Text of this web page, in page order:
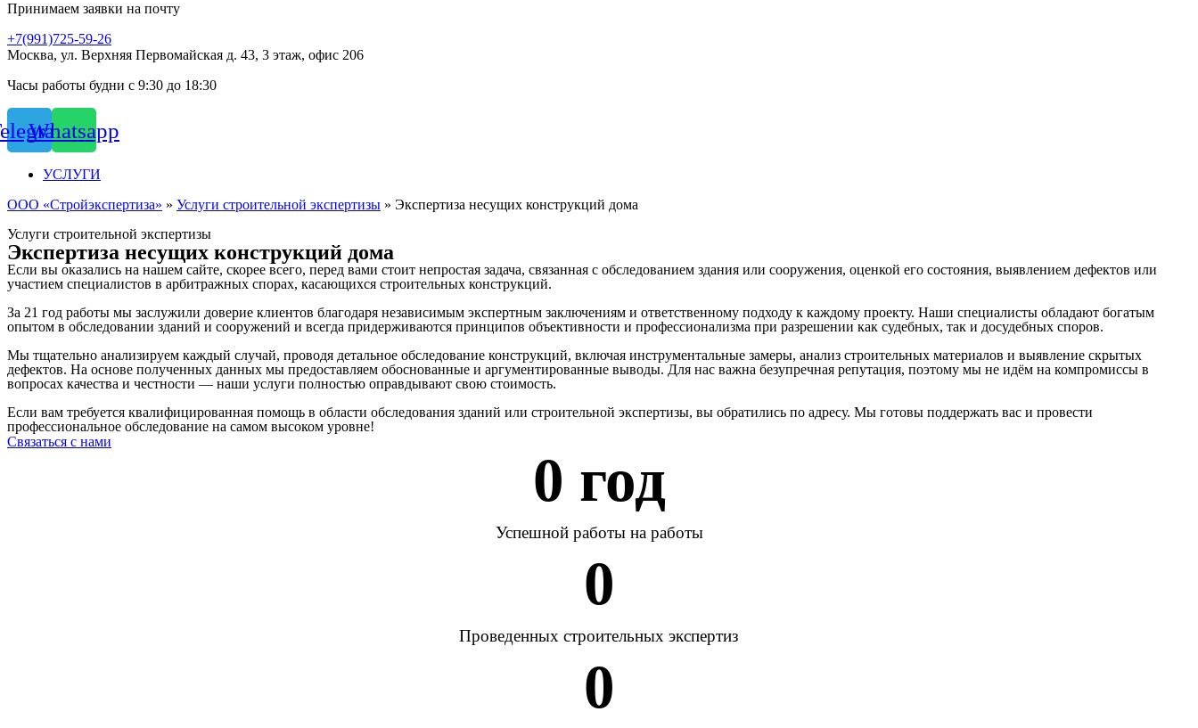
Принимаем заявки на почту
+7(991)725-59-26
Москва, ул. Верхняя Первомайская д. 43, 3 этаж, офис 206
Часы работы будни с 9:30 до 18:30
Whatsapp
УСЛУГИ
ООО «Стройэкспертиза» » Услуги строительной экспертизы » Экспертиза несущих конструкций дома
Услуги строительной экспертизы
Экспертиза несущих конструкций дома
Если вы оказались на нашем сайте, скорее всего, перед вами стоит непростая задача, связанная с обследованием здания или сооружения, оценкой его состояния, выявлением дефектов или
участием специалистов в арбитражных спорах, касающихся строительных конструкций.
За 21 год работы мы заслужили доверие клиентов благодаря независимым экспертным заключениям и ответственному подходу к каждому проекту. Наши специалисты обладают богатым
опытом в обследовании зданий и сооружений и всегда придерживаются принципов объективности и профессионализма при разрешении как судебных, так и досудебных споров.
Мы тщательно анализируем каждый случай, проводя детальное обследование конструкций, включая инструментальные замеры, анализ строительных материалов и выявление скрытых
дефектов. На основе полученных данных мы предоставляем обоснованные и аргументированные выводы. Для нас важна безупречная репутация, поэтому мы не идём на компромиссы в
вопросах качества и честности — наши услуги полностью оправдывают свою стоимость.
Если вам требуется квалифицированная помощь в области обследования зданий или строительной экспертизы, вы обратились по адресу. Мы готовы поддержать вас и провести
профессиональное обследование на самом высоком уровне!
Связаться с нами
0 год
Успешной работы на работы
0
Проведенных строительных экспертиз
0